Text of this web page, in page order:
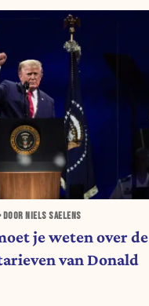
DOOR NIELS SAELENS
je weten over de
van Donald